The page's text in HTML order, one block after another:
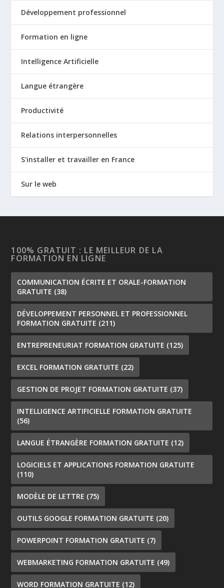
Développement professionnel
Formation en ligne
Intelligence Artificielle
Langue étrangère
Productivité
Relations interpersonnelles
S'installer et travailler en France
Sur le web
100% GRATUIT : LE MEILLEUR DE LA
FORMATION EN LIGNE
COMMUNICATION ÉCRITE ET ORALE-FORMATION
GRATUITE (38)
DÉVELOPPEMENT PERSONNEL ET PROFESSIONNEL
FORMATION GRATUITE (211)
ENTREPRENEURIAT FORMATION GRATUITE (125)
EXCEL FORMATION GRATUITE (22)
GESTION DE PROJET FORMATION GRATUITE (37)
INTELLIGENCE ARTIFICIELLE FORMATION GRATUITE
(56)
LANGUE ÉTRANGÈRE FORMATION GRATUITE (12)
LOGICIELS ET APPLICATIONS FORMATION GRATUITE
(110)
MODÈLE DE LETTRE (75)
OUTILS GOOGLE FORMATION GRATUITE (20)
POWERPOINT FORMATION GRATUITE (7)
WEBMARKETING FORMATION GRATUITE (49)
WORD FORMATION GRATUITE (12)